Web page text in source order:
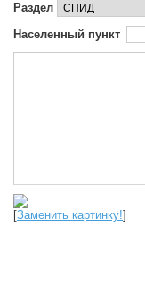
Раздел
Населенный пункт
[Заменить картинку!]